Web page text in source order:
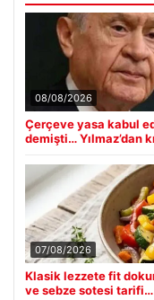
08/08/2026
Çerçeve yasa kabul
demişti… Yılmaz’dan
07/08/2026
Klasik lezzete fit
ve sebze sotesi tarifi…